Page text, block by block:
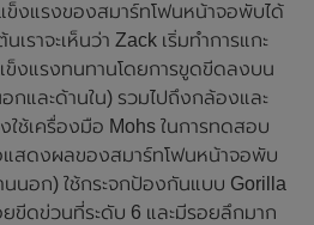
งแรงของสมาร์ทโฟนหน้าจอพับได้
ราจะเห็นว่า Zack เริ่มทำการแกะ
งแรงทนทานโดยการขูดขีดลงบน
และด้านใน) รวมไปถึงกล้องและ
ช้เครื่องมือ Mohs ในการทดสอบ
แสดงผลของสมาร์ทโฟนหน้าจอพับ
นอก) ใช้กระจกป้องกันแบบ Gorilla
ยขีดข่วนที่ระดับ 6 และมีรอยลึกมาก